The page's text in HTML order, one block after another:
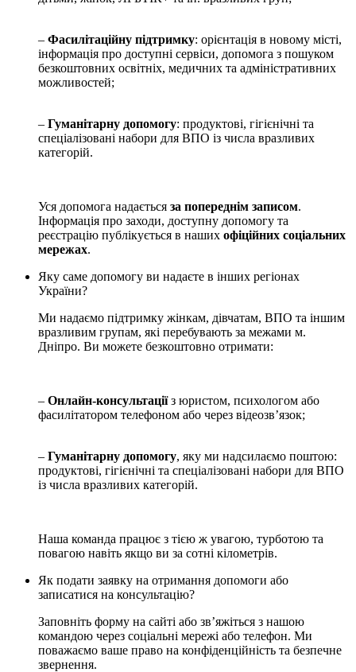
– Фасилітаційну підтримку: орієнтація в новому місті,
інформація про доступні сервіси, допомога з пошуком
безкоштовних освітніх, медичних та адміністративних
можливостей;
– Гуманітарну допомогу: продуктові, гігієнічні та
спеціалізовані набори для ВПО із числа вразливих
категорій.
Уся допомога надається за попереднім записом.
Інформація про заходи, доступну допомогу та
реєстрацію публікується в наших офіційних соціальних
мережах.
Яку саме допомогу ви надаєте в інших регіонах
України?
Ми надаємо підтримку жінкам, дівчатам, ВПО та іншим
вразливим групам, які перебувають за межами м.
Дніпро. Ви можете безкоштовно отримати:
– Онлайн-консультаціїз юристом, психологом або
фасилітатором телефоном або через відеозв’язок;
– Гуманітарну допомогу, яку ми надсилаємо поштою:
продуктові, гігієнічні та спеціалізовані набори для ВПО
із числа вразливих категорій.
Наша команда працює з тією ж увагою, турботою та
повагою навіть якщо ви за сотні кілометрів.
Як подати заявку на отримання допомоги або
записатися на консультацію?
Заповніть форму на сайті або зв’яжіться з нашою
командою через соціальні мережі або телефон. Ми
поважаємо ваше право на конфіденційність та безпечне
звернення.